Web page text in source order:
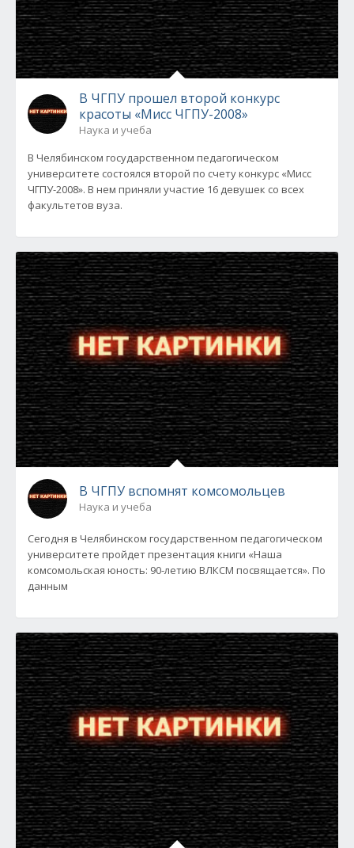
В ЧГПУ прошел второй конкурс
красоты «Мисс ЧГПУ-2008»
Наука и учеба
В Челябинском государственном педагогическом
университете состоялся второй по счету конкурс «Мисс
ЧГПУ-2008». В нем приняли участие 16 девушек со всех
факультетов вуза.
В ЧГПУ вспомнят комсомольцев
Наука и учеба
Сегодня в Челябинском государственном педагогическом
университете пройдет презентация книги «Наша
комсомольская юность: 90-летию ВЛКСМ посвящается». По
данным